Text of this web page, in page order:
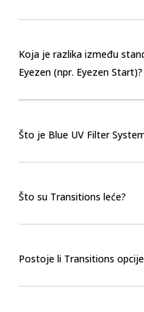
Koja je razlika između
Eyezen (npr. Eyezen Start)?
Što je Blue UV Filter
Što su Transitions leće?
Postoje li Transitions